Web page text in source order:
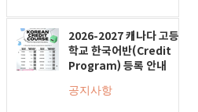
2026-2027 캐나다 고등
학교 한국어반(Credit
Program) 등록 안내
공지사항